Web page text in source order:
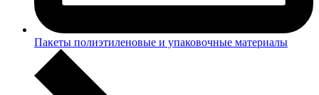
Пакеты полиэтиленовые и упаковочные материалы